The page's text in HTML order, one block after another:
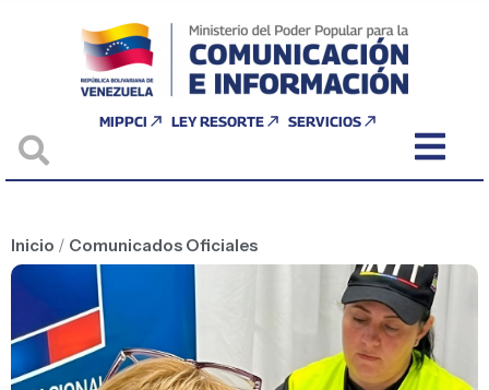
MIPPCI LEY RESORTE SERVICIOS
Inicio / Comunicados Oficiales